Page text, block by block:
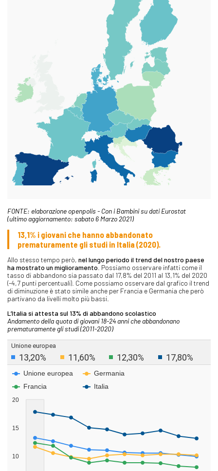
FONTE: elaborazione openpolis - Con i Bambini su dati Eurostat
(ultimo aggiornamento: sabato 6 Marzo 2021)
13,1% i giovani che hanno abbandonato
prematuramente gli studi in Italia (2020).
Allo stesso tempo però, nel lungo periodo il trend del nostro paese
ha mostrato un miglioramento . Possiamo osservare infatti come il
tasso di abbandono sia passato dal 17,8% del 2011 al 13,1% del 2020
(-4,7 punti percentuali). Come possiamo osservare dal grafico il trend
di diminuzione è stato simile anche per Francia e Germania che però
partivano da livelli molto più bassi.
L’Italia si attesta sul 13% di abbandono scolastico
Andamento della quota di giovani 18-24 anni che abbandonano
prematuramente gli studi (2011-2020)